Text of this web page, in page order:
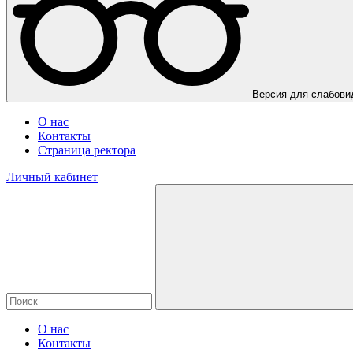
Версия для
О нас
Контакты
Страница ректора
Личный кабинет
О нас
Контакты